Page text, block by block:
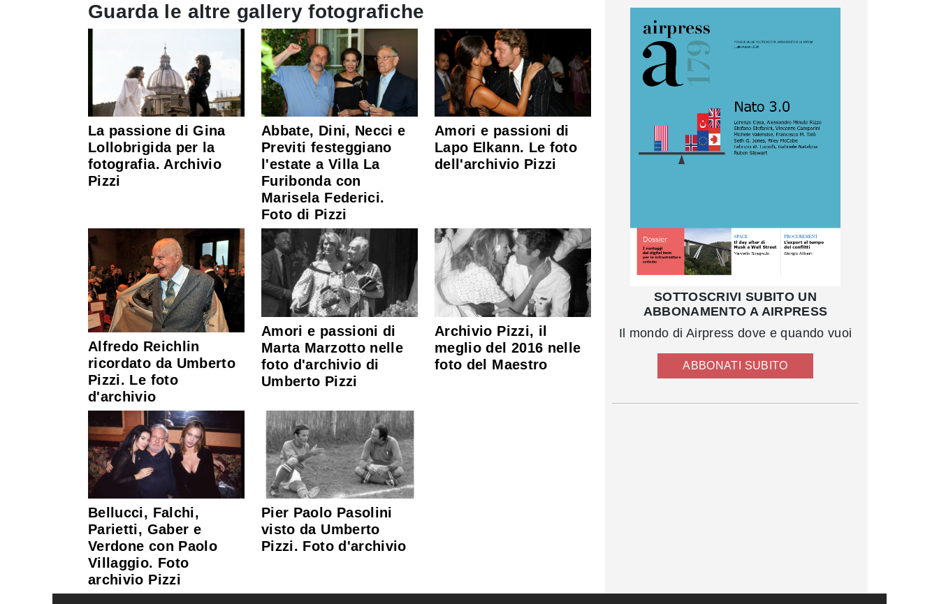
Guarda le altre gallery fotografiche
La passione di Gina
Lollobrigida per la
fotografia. Archivio
Pizzi
Abbate, Dini, Necci e
Previti festeggiano
l'estate a Villa La
Furibonda con
Marisela Federici.
Foto di Pizzi
Amori e passioni di
Lapo Elkann. Le foto
dell'archivio Pizzi
Alfredo Reichlin
ricordato da Umberto
Pizzi. Le foto
d'archivio
Amori e passioni di
Marta Marzotto nelle
foto d'archivio di
Umberto Pizzi
Archivio Pizzi, il
meglio del 2016 nelle
foto del Maestro
Bellucci, Falchi,
Parietti, Gaber e
Verdone con Paolo
Villaggio. Foto
archivio Pizzi
Pier Paolo Pasolini
visto da Umberto
Pizzi. Foto d'archivio
SOTTOSCRIVI SUBITO UN
ABBONAMENTO A AIRPRESS
Il mondo di Airpress dove e quando vuoi
ABBONATI SUBITO